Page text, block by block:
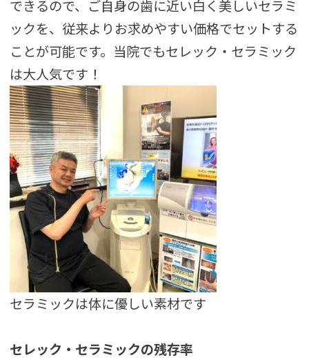
できるので、ご自身の歯に近い白く美しいセラミ
ックを、従来よりお求めやすい価格でセットする
ことが可能です。当院でもセレック・セラミック
は大人気です！
セラミックは体に優しい素材です
セレック・セラミックの残存率